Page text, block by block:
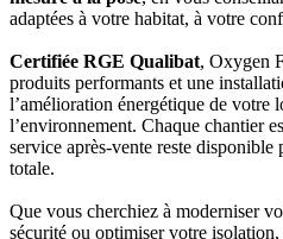
adaptées à votre habitat, à votre
Certifiée RGE Qualibat, Oxygen
produits performants et une
l’amélioration énergétique de votre
l’environnement. Chaque chantier
service après-vente reste disponible
totale.
Que vous cherchiez à moderniser
sécurité ou optimiser votre